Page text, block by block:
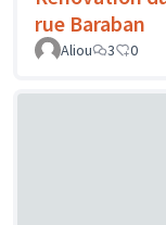
rue Baraban
Aliou
3 0